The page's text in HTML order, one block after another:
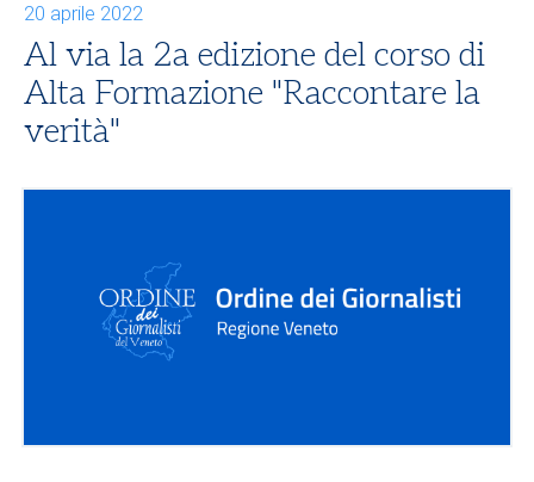
20 aprile 2022
Al via la 2a edizione del corso di
Alta Formazione "Raccontare la
verità"